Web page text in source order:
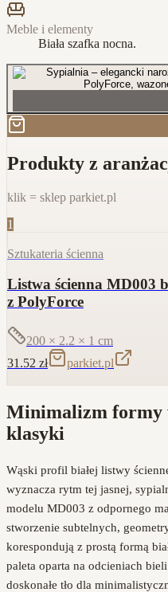
Meble i elementy
Biała szafka nocna.
Produkty z
klik = sklep parkiet.pl
1
Sztukateria ścienna
Listwa ścienna MD003
z PolyForce
200 × 2.2 × 1 cm
31.52 zł parkiet.pl
Minimalizm formy
klasyki
Wąski profil białej listwy
wyznacza rytm tej jasnej,
modelu MD003 z odpornego
stworzenie subtelnych,
korespondują z prostą formą
paleta oparta na odcieniach
doskonałe tło dla